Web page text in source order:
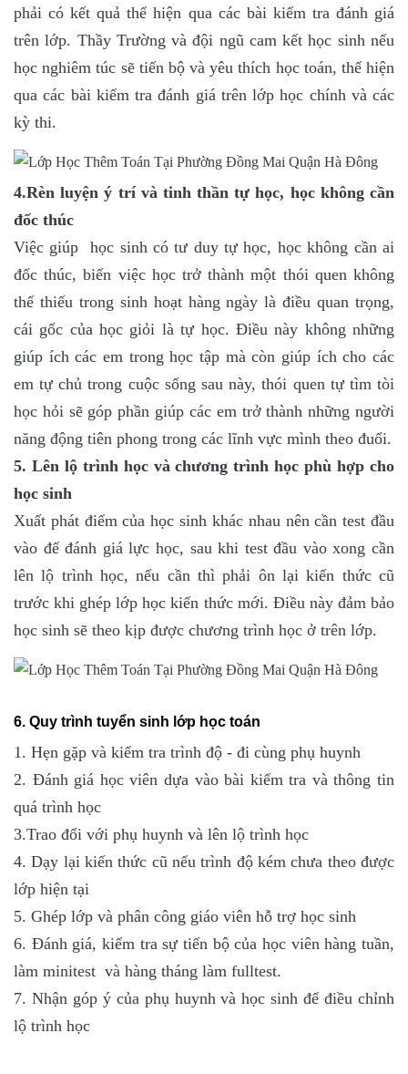
phải có kết quả thể hiện qua các bài kiểm tra đánh giá
trên lớp. Thầy Trường và đội ngũ cam kết học sinh nếu
học nghiêm túc sẽ tiến bộ và yêu thích học toán, thể hiện
qua các bài kiểm tra đánh giá trên lớp học chính và các
kỳ thi.
4.Rèn luyện ý trí và tinh thần tự học, học không cần
đốc thúc
Việc giúp học sinh có tư duy tự học, học không cần ai
đốc thúc, biến việc học trở thành một thói quen không
thể thiếu trong sinh hoạt hàng ngày là điều quan trọng,
cái gốc của học giỏi là tự học. Điều này không những
giúp ích các em trong học tập mà còn giúp ích cho các
em tự chủ trong cuộc sống sau này, thói quen tự tìm tòi
học hỏi sẽ góp phần giúp các em trở thành những người
năng động tiên phong trong các lĩnh vực mình theo đuổi.
5. Lên lộ trình học và chương trình học phù hợp cho
học sinh
Xuất phát điểm của học sinh khác nhau nên cần test đầu
vào để đánh giá lực học, sau khi test đầu vào xong cần
lên lộ trình học, nếu cần thì phải ôn lại kiến thức cũ
trước khi ghép lớp học kiến thức mới. Điều này đảm bảo
học sinh sẽ theo kịp được chương trình học ở trên lớp.
6. Quy trình tuyển sinh lớp học toán
1. Hẹn gặp và kiểm tra trình độ - đi cùng phụ huynh
2. Đánh giá học viên dựa vào bài kiểm tra và thông tin
quá trình học
3.Trao đổi với phụ huynh và lên lộ trình học
4. Dạy lại kiến thức cũ nếu trình độ kém chưa theo được
lớp hiện tại
5. Ghép lớp và phân công giáo viên hỗ trợ học sinh
6. Đánh giá, kiểm tra sự tiến bộ của học viên hàng tuần,
làm minitest và hàng tháng làm fulltest.
7. Nhận góp ý của phụ huynh và học sinh để điều chỉnh
lộ trình học